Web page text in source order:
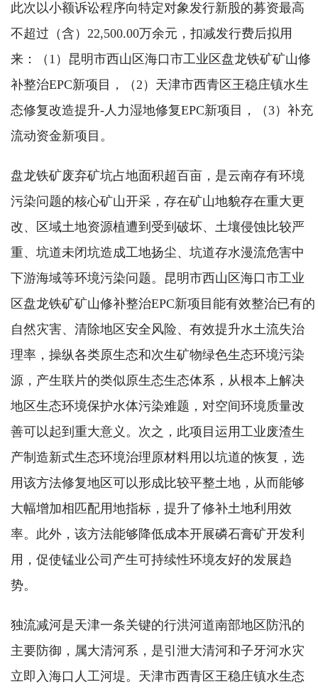
此次以小额诉讼程序向特定对象发行新股的募资最高
不超过（含）22,500.00万余元，扣减发行费后拟用
来：（1）昆明市西山区海口市工业区盘龙铁矿矿山修
补整治EPC新项目，（2）天津市西青区王稳庄镇水生
态修复改造提升-人力湿地修复EPC新项目，（3）补充
流动资金新项目。
盘龙铁矿废弃矿坑占地面积超百亩，是云南存有环境
污染问题的核心矿山开采，存在矿山地貌存在重大更
改、区域土地资源植遭到受到破坏、土壤侵蚀比较严
重、坑道未闭坑造成工地扬尘、坑道存水漫流危害中
下游海域等环境污染问题。昆明市西山区海口市工业
区盘龙铁矿矿山修补整治EPC新项目能有效整治已有的
自然灾害、清除地区安全风险、有效提升水土流失治
理率，操纵各类原生态和次生矿物绿色生态环境污染
源，产生联片的类似原生态生态体系，从根本上解决
地区生态环境保护水体污染难题，对空间环境质量改
善可以起到重大意义。次之，此项目运用工业废渣生
产制造新式生态环境治理原材料用以坑道的恢复，选
用该方法修复地区可以形成比较平整土地，从而能够
大幅增加相匹配用地指标，提升了修补土地利用效
率。此外，该方法能够降低成本开展磷石膏矿开发利
用，促使锰业公司产生可持续性环境友好的发展趋
势。
独流减河是天津一条关键的行洪河道南部地区防汛的
主要防御，属大清河系，是引泄大清河和子牙河水灾
立即入海口人工河堤。天津市西青区王稳庄镇水生态